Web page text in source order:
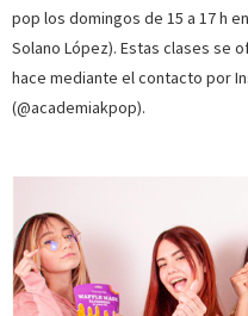
pop los domingos de 15 a 17 h
Solano López). Estas clases se
hace mediante el contacto por
(@academiakpop).